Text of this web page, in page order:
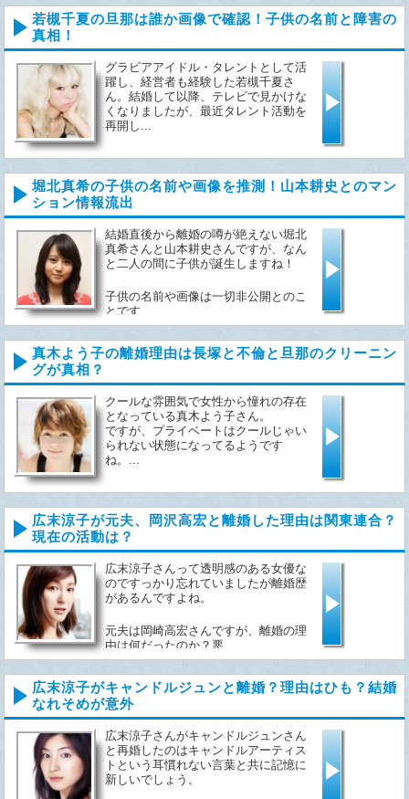
若槻千夏の旦那は誰か画像で確認！子供の名前と障害の
真相！
グラビアアイドル・タレントとして活
躍し、経営者も経験した若槻千夏さ
ん。結婚して以降、テレビで見かけな
くなりましたが、最近タレント活動を
再開し...
堀北真希の子供の名前や画像を推測！山本耕史とのマン
ション情報流出
結婚直後から離婚の噂が絶えない堀北
真希さんと山本耕史さんですが、なん
と二人の間に子供が誕生しますね！
子供の名前や画像は一切非公開とのこ
とです...
真木よう子の離婚理由は長塚と不倫と旦那のクリーニン
グが真相？
クールな雰囲気で女性から憧れの存在
となっている真木よう子さん。
ですが、プライベートはクールじゃい
られない状態になってるようです
ね。...
広末涼子が元夫、岡沢高宏と離婚した理由は関東連合？
現在の活動は？
広末涼子さんって透明感のある女優な
のですっかり忘れていましたが離婚歴
があるんですよね。
元夫は岡崎高宏さんですが、離婚の理
由は何だったのか？悪...
広末涼子がキャンドルジュンと離婚？理由はひも？結婚
なれそめが意外
広末涼子さんがキャンドルジュンさん
と再婚したのはキャンドルアーティス
トという耳慣れない言葉と共に記憶に
新しいでしょう。